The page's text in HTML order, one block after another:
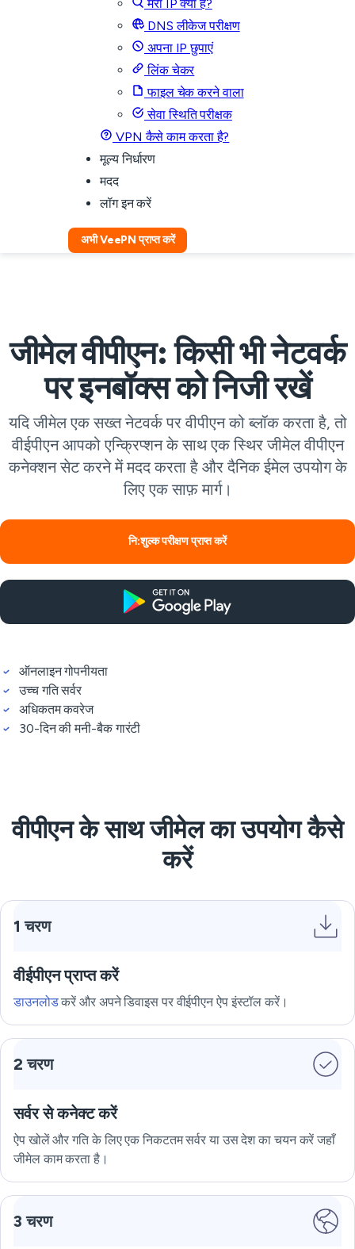
मेरा IP क्या है?
DNS लीकेज परीक्षण
अपना IP छुपाएं
लिंक चेकर
फाइल चेक करने वाला
सेवा स्थिति परीक्षक
VPN कैसे काम करता है?
मूल्य निर्धारण
मदद
लॉग इन करें
अभी VeePN प्राप्त करें
जीमेल वीपीएन: किसी भी नेटवर्क
पर इनबॉक्स को निजी रखें
यदि जीमेल एक सख्त नेटवर्क पर वीपीएन को ब्लॉक करता है, तो
वीईपीएन आपको एन्क्रिप्शन के साथ एक स्थिर जीमेल वीपीएन
कनेक्शन सेट करने में मदद करता है और दैनिक ईमेल उपयोग के
लिए एक साफ़ मार्ग।
नि:शुल्क परीक्षण प्राप्त करें
ऑनलाइन गोपनीयता
उच्च गति सर्वर
अधिकतम कवरेज
30-दिन की मनी-बैक गारंटी
वीपीएन के साथ जीमेल का उपयोग कैसे
करें
1 चरण
वीईपीएन प्राप्त करें
डाउनलोडकरें और अपने डिवाइस पर वीईपीएन ऐप इंस्टॉल करें।
2 चरण
सर्वर से कनेक्ट करें
ऐप खोलें और गति के लिए एक निकटतम सर्वर या उस देश का चयन करें जहाँ
जीमेल काम करता है।
3 चरण